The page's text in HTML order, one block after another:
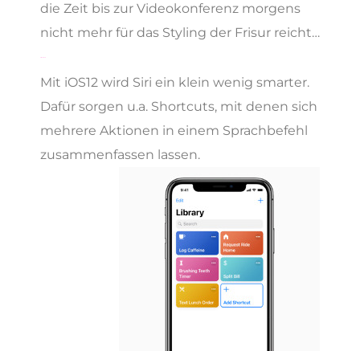
die Zeit bis zur Videokonferenz morgens
nicht mehr für das Styling der Frisur reicht…
Mit iOS12 wird Siri ein klein wenig smarter.
Dafür sorgen u.a. Shortcuts, mit denen sich
mehrere Aktionen in einem Sprachbefehl
zusammenfassen lassen.